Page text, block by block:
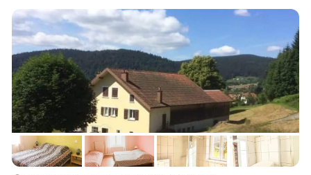
matériels dont trottinettes électriques tout terrain à 5 mn à
pieds. Produits du terroir - Linge Vosges - Restaurant...